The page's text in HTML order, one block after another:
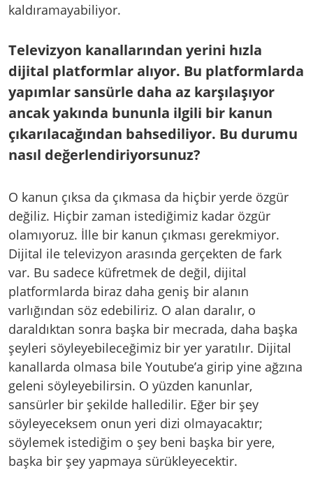
kaldıramayabiliyor.
Televizyon kanallarından yerini hızla
dijital platformlar alıyor. Bu platformlarda
yapımlar sansürle daha az karşılaşıyor
ancak yakında bununla ilgili bir kanun
çıkarılacağından bahsediliyor. Bu durumu
nasıl değerlendiriyorsunuz?
O kanun çıksa da çıkmasa da hiçbir yerde özgür
değiliz. Hiçbir zaman istediğimiz kadar özgür
olamıyoruz. İlle bir kanun çıkması gerekmiyor.
Dijital ile televizyon arasında gerçekten de fark
var. Bu sadece küfretmek de değil, dijital
platformlarda biraz daha geniş bir alanın
varlığından söz edebiliriz. O alan daralır, o
daraldıktan sonra başka bir mecrada, daha başka
şeyleri söyleyebileceğimiz bir yer yaratılır. Dijital
kanallarda olmasa bile Youtube’a girip yine ağzına
geleni söyleyebilirsin. O yüzden kanunlar,
sansürler bir şekilde halledilir. Eğer bir şey
söyleyeceksem onun yeri dizi olmayacaktır;
söylemek istediğim o şey beni başka bir yere,
başka bir şey yapmaya sürükleyecektir.